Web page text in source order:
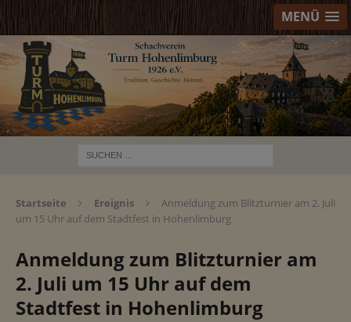
MENÜ
Startseite Ereignis
Anmeldung zum Blitzturnier am 2. Juli
um 15 Uhr auf dem Stadtfest in Hohenlimburg
Anmeldung zum Blitzturnier am
2. Juli um 15 Uhr auf dem
Stadtfest in Hohenlimburg